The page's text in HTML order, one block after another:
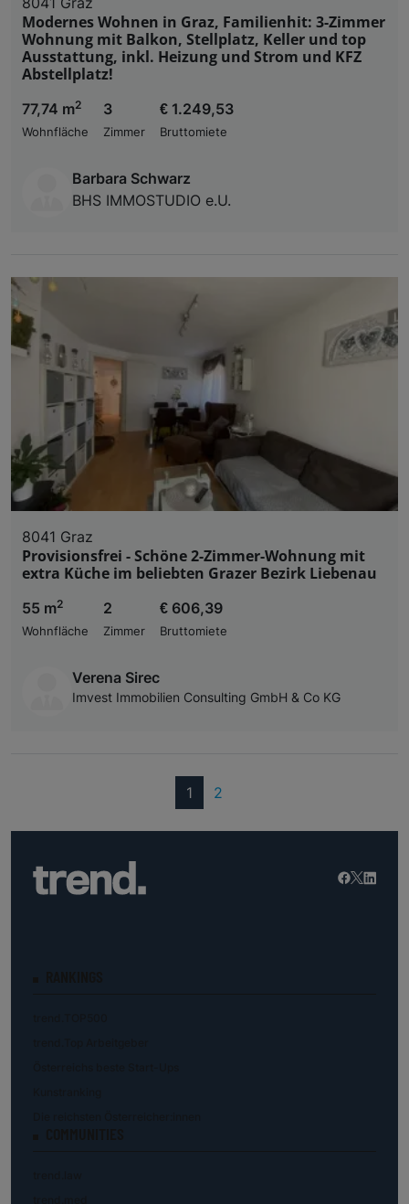
Modernes Wohnen in Graz, Familienhit: 3-Zimmer
Wohnung mit Balkon, Stellplatz, Keller und top
Ausstattung, inkl. Heizung und Strom und KFZ
Abstellplatz!
77,74 m2
Wohnfläche
3
Zimmer
€ 1.249,53
Bruttomiete
Barbara Schwarz
BHS IMMOSTUDIO e.U.
8041 Graz
Provisionsfrei - Schöne 2-Zimmer-Wohnung mit
extra Küche im beliebten Grazer Bezirk Liebenau
55 m2
Wohnfläche
2
Zimmer
€ 606,39
Bruttomiete
Verena Sirec
Imvest Immobilien Consulting GmbH & Co KG
1 (current)
2